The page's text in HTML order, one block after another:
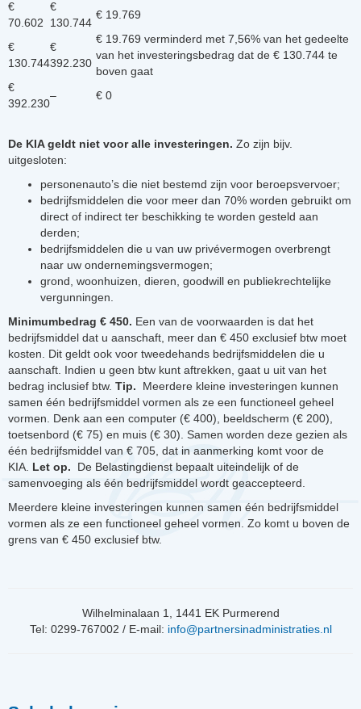
€
70.602
€
130.744
€ 19.769
€
130.744
€
392.230
€ 19.769 verminderd met 7,56% van het gedeelte
van het investeringsbedrag dat de € 130.744 te
boven gaat
€
392.230
– € 0
De KIA geldt niet voor alle investeringen. Zo zijn bijv.
uitgesloten:
personenauto’s die niet bestemd zijn voor beroepsvervoer;
bedrijfsmiddelen die voor meer dan 70% worden gebruikt om
direct of indirect ter beschikking te worden gesteld aan
derden;
bedrijfsmiddelen die u van uw privévermogen overbrengt
naar uw ondernemingsvermogen;
grond, woonhuizen, dieren, goodwill en publiekrechtelijke
vergunningen.
Minimumbedrag € 450. Een van de voorwaarden is dat het
bedrijfsmiddel dat u aanschaft, meer dan € 450 exclusief btw moet
kosten. Dit geldt ook voor tweedehands bedrijfsmiddelen die u
aanschaft. Indien u geen btw kunt aftrekken, gaat u uit van het
bedrag inclusief btw. Tip.
Meerdere kleine investeringen kunnen
samen één bedrijfsmiddel vormen als ze een functioneel geheel
vormen. Denk aan een computer (€ 400), beeldscherm (€ 200),
toetsenbord (€ 75) en muis (€ 30). Samen worden deze gezien als
één bedrijfsmiddel van € 705, dat in aanmerking komt voor de
KIA. Let op. De Belastingdienst bepaalt uiteindelijk of de
samenvoeging als één bedrijfsmiddel wordt geaccepteerd.
Meerdere kleine investeringen kunnen samen één bedrijfsmiddel
vormen als ze een functioneel geheel vormen. Zo komt u boven de
grens van € 450 exclusief btw.
Wilhelminalaan 1, 1441 EK Purmerend
Tel: 0299-767002 / E-mail: info@partnersinadministraties.nl